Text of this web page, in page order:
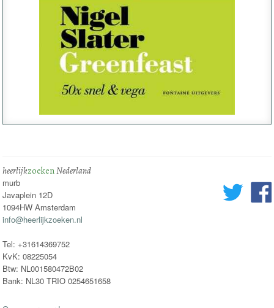
heerlijkzoekenNederland
murb
Javaplein 12D
1094HW Amsterdam
info@heerlijkzoeken.nl
Tel: +31614369752
KvK: 08225054
Btw: NL001580472B02
Bank: NL30 TRIO 0254651658